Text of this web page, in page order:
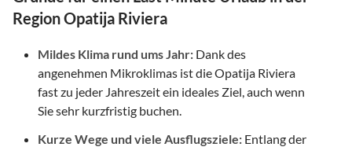
Region Opatija Riviera
Mildes Klima rund ums Jahr: Dank des
angenehmen Mikroklimas ist die Opatija Riviera
fast zu jeder Jahreszeit ein ideales Ziel, auch wenn
Sie sehr kurzfristig buchen.
Kurze Wege und viele Ausflugsziele: Entlang der